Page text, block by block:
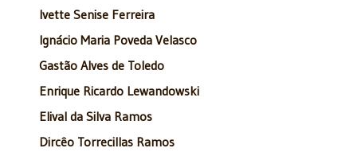
Ivette Senise Ferreira
Ignácio Maria Poveda Velasco
Gastão Alves de Toledo
Enrique Ricardo Lewandowski
Elival da Silva Ramos
Dircêo Torrecillas Ramos